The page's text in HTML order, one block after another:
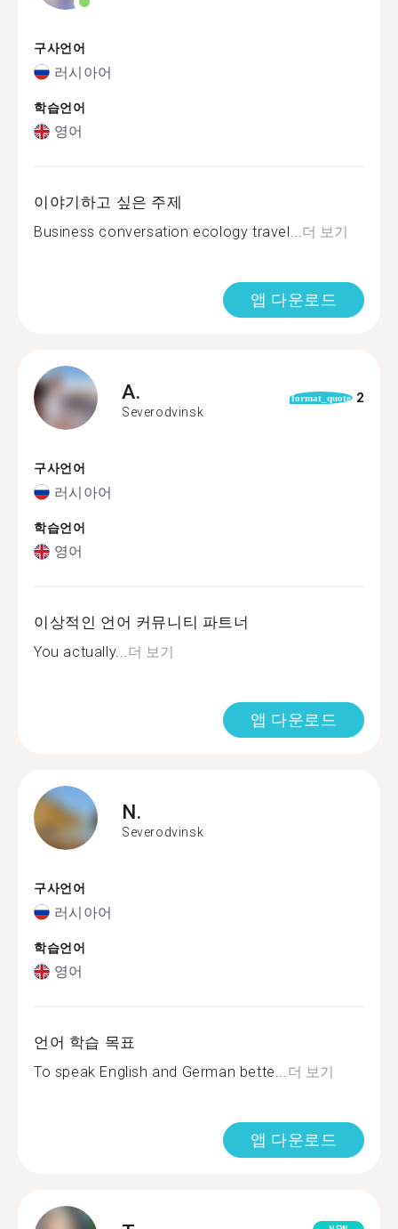
구사언어
러시아어
학습언어
영어
이야기하고 싶은 주제
Business conversation ecology travel...더 보기
앱 다운로드
A.
Severodvinsk
format_quote 2
구사언어
러시아어
학습언어
영어
이상적인 언어 커뮤니티 파트너
You actually...더 보기
앱 다운로드
N.
Severodvinsk
구사언어
러시아어
학습언어
영어
언어 학습 목표
To speak English and German bette...더 보기
앱 다운로드